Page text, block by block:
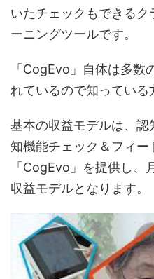
いたチェックもできる
ーニングツールです。
「CogEvo」自体は多数
れているので知っている
基本の収益モデルは、
知機能チェック＆フィー
「CogEvo」を提供し、
収益モデルとなります。